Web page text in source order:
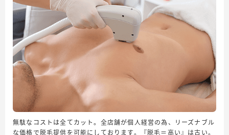
無駄なコストは全てカット。全店舗が個人経営の為、リーズナブル
な価格で脱毛提供を可能にしております。『脱毛＝高い』は古い。